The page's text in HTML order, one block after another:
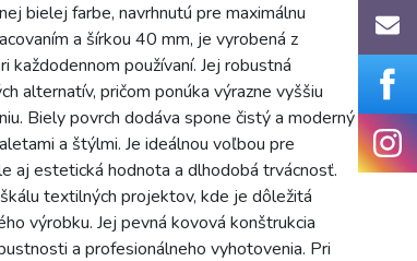
bielej farbe, navrhnutú pre maximálnu
a šírkou 40 mm, je vyrobená z
používaní. Jej robustná
alternatív, pričom ponúka výrazne vyššiu
Biely povrch dodáva spone čistý a moderný
a štýlmi. Je ideálnou voľbou pre
aj estetická hodnota a dlhodobá trvácnosť.
textilných projektov, kde je dôležitá
výrobku. Jej pevná kovová konštrukcia
a profesionálneho vyhotovenia. Pri